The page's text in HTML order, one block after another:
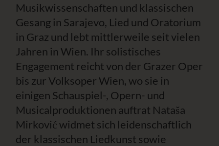
Musikwissenschaften und klassischen
Gesang in Sarajevo, Lied und Oratorium
in Graz und lebt mittlerweile seit vielen
Jahren in Wien. Ihr solistisches
Engagement reicht von der Grazer Oper
bis zur Volksoper Wien, wo sie in
einigen Schauspiel-, Opern- und
Musicalproduktionen auftrat Nataša
Mirković widmet sich leidenschaftlich
der klassischen Liedkunst sowie